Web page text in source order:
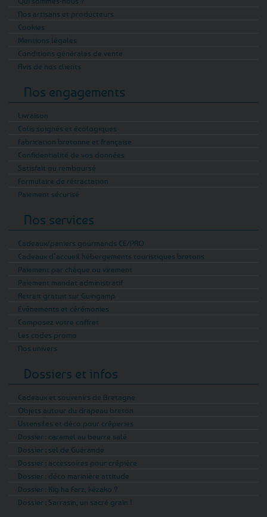
Nos artisans et producteurs
Cookies
Mentions légales
Conditions générales de vente
Avis de nos clients
Nos engagements
Livraison
Colis soignés et écologiques
Fabrication bretonne et française
Confidentialité de vos données
Satisfait ou remboursé
Formulaire de rétractation
Paiement sécurisé
Nos services
Cadeaux/paniers gourmands CE/PRO
Cadeaux d’accueil hébergements touristiques bretons
Paiement par chèque ou virement
Paiement mandat administratif
Retrait gratuit sur Guingamp
Evénements et cérémonies
Composez votre coffret
Les codes promo
Nos univers
Dossiers et infos
Cadeaux et souvenirs de Bretagne
Objets autour du drapeau breton
Ustensiles et déco pour crêperies
Dossier : caramel au beurre salé
Dossier : sel de Guérande
Dossier : accessoires pour crêpière
Dossier : déco marinière attitude
Dossier : Kig ha Farz, kézako ?
Dossier : Sarrasin, un sacré grain !